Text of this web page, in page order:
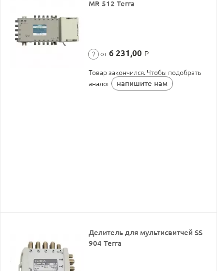
MR 512 Terra
от 6 231,00 Р
Товар закончился. Чтобы подобрать
аналог
напишите нам
Делитель для мультисвитчей SS
904 Terra